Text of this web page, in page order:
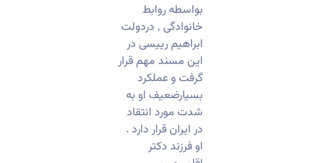
بواسطه روابط
خانوادگی ٬ دردولت
ابراهیم رییسی در
این مسند مهم قرار
گرفت و عملکرد
بسیارضعیف او به
شدت مورد انتقاد
در ایران قرار دارد .
او فرزند دکتر